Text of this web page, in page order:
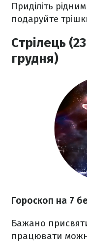
Приділіть
подаруйте
Стрілець
грудня)
Гороскоп на 7
Бажано
працювати